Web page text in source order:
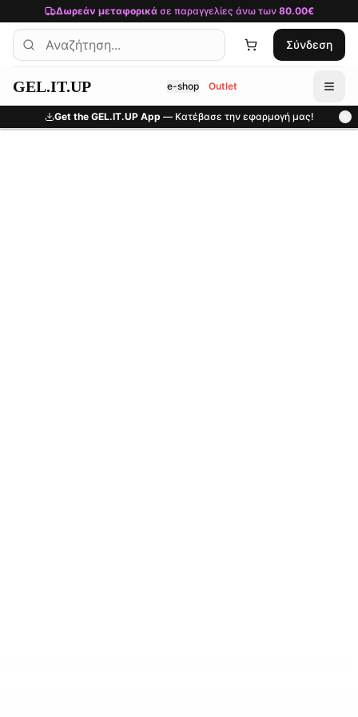
Μετάβαση στο κύριο περιεχόμενο
Δωρεάν μεταφορικάσε παραγγελίες άνω των 80.00€
Σύνδεση
GEL.IT.UP e-shop Outlet
Get the GEL.IT.UP App — Κατέβασε την εφαρμογή μας!